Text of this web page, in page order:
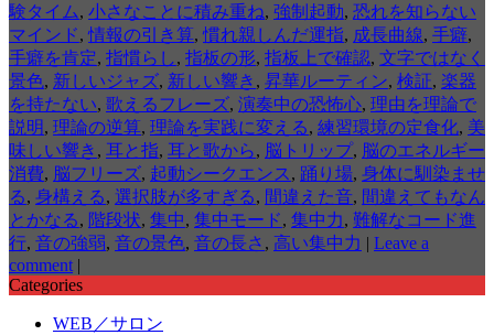
験タイム, 小さなことに積み重ね, 強制起動, 恐れを知らない
マインド,情報の引き算,慣れ親しんだ運指, 成長曲線, 手癖,
手癖を肯定, 指慣らし, 指板の形, 指板上で確認, 文字ではなく
景色, 新しいジャズ, 新しい響き , 昇華ルーティン, 検証, 楽器
を持たない, 歌えるフレーズ, 演奏中の恐怖心, 理由を理論で
説明, 理論の逆算, 理論を実践に変える, 練習環境の定食化, 美
味しい響き , 耳と指, 耳と歌から, 脳トリップ, 脳のエネルギー
消費, 脳フリーズ, 起動シークエンス , 踊り場, 身体に馴染ませ
る, 身構える, 選択肢が多すぎる, 間違えた音, 間違えてもなん
とかなる, 階段状, 集中, 集中モード, 集中力, 難解なコード進
行, 音の強弱, 音の景色, 音の長さ , 高い集中力 | Leave a
comment |
Categories
WEB／サロン